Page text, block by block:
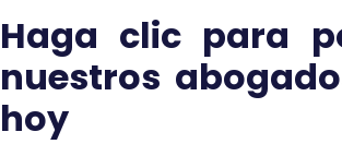
Haga clic para
nuestros
hoy